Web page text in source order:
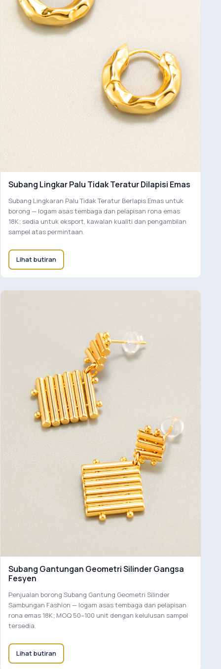
Subang Lingkar Palu Tidak Teratur Dilapisi Emas
Subang Lingkaran Palu Tidak Teratur Berlapis Emas untuk
borong — logam asas tembaga dan pelapisan rona emas
18K; sedia untuk eksport, kawalan kualiti dan pengambilan
sampel atas permintaan.
Lihat butiran
Subang Gantungan Geometri Silinder Gangsa
Fesyen
Penjualan borong Subang Gantung Geometri Silinder
Sambungan Fashion — logam asas tembaga dan pelapisan
rona emas 18K; MOQ 50–100 unit dengan kelulusan sampel
tersedia.
Lihat butiran